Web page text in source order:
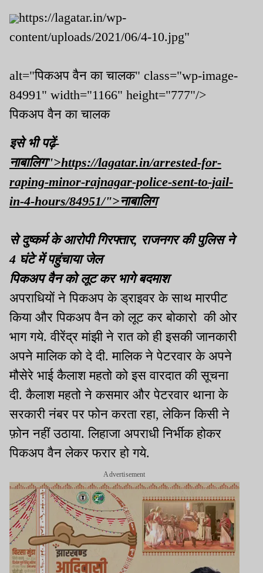
https://lagatar.in/wp-
content/uploads/2021/06/4-10.jpg"
alt="पिकअप वैन का चालक" class="wp-image-
84991" width="1166" height="777"/>
पिकअप वैन का चालक
इसे भी पढ़ें-
नाबालिग">https://lagatar.in/arrested-for-
raping-minor-rajnagar-police-sent-to-jail-
in-4-hours/84951/">नाबालिग
से दुष्कर्म के आरोपी गिरफ्तार, राजनगर की पुलिस ने
4 घंटे में पहुंचाया जेल
पिकअप वैन को लूट कर भागे बदमाश
अपराधियों ने पिकअप के ड्राइवर के साथ मारपीट
किया और पिकअप वैन को लूट कर बोकारो की ओर
भाग गये. वीरेंद्र मांझी ने रात को ही इसकी जानकारी
अपने मालिक को दे दी. मालिक ने पेटरवार के अपने
मौसेरे भाई कैलाश महतो को इस वारदात की सूचना
दी. कैलाश महतो ने कसमार और पेटरवार थाना के
सरकारी नंबर पर फोन करता रहा, लेकिन किसी ने
फ़ोन नहीं उठाया. लिहाजा अपराधी निर्भीक होकर
पिकअप वैन लेकर फरार हो गये.
Advertisement